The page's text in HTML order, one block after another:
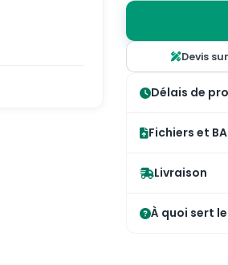
Devis
Délais de
Fichiers et
Livraison
À quoi sert